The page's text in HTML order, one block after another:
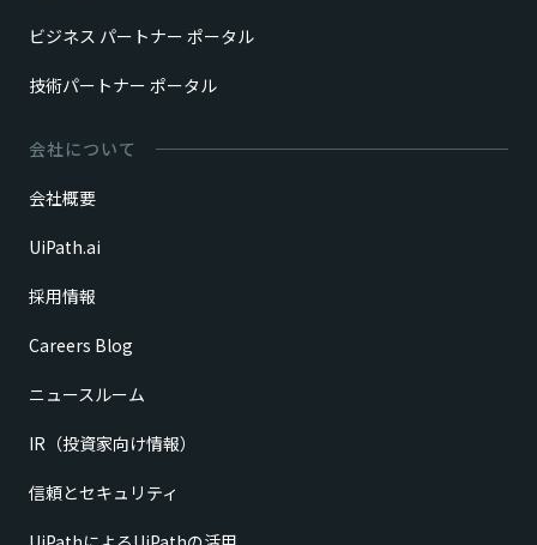
ビジネス パートナー ポータル
技術パートナー ポータル
会社について
会社概要
UiPath.ai
採用情報
Careers Blog
ニュースルーム
IR（投資家向け情報）
信頼とセキュリティ